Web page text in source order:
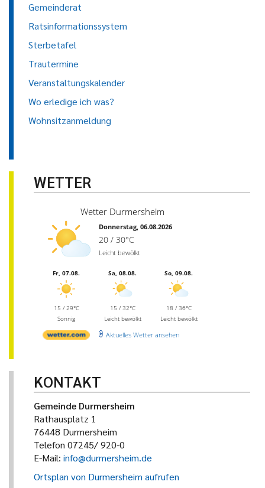
Gemeinderat
Ratsinformationssystem
Sterbetafel
Trautermine
Veranstaltungskalender
Wo erledige ich was?
Wohnsitzanmeldung
WETTER
Wetter Durmersheim
Donnerstag, 06.08.2026
20 / 30°C
Leicht bewölkt
Fr, 07.08.
15 / 29°C
Sonnig
Sa, 08.08.
15 / 32°C
Leicht bewölkt
So, 09.08.
18 / 36°C
Leicht bewölkt
Aktuelles Wetter ansehen
KONTAKT
Gemeinde Durmersheim
Rathausplatz 1
76448 Durmersheim
Telefon 07245/ 920-0
E-Mail: info@durmersheim.de
Ortsplan von Durmersheim aufrufen